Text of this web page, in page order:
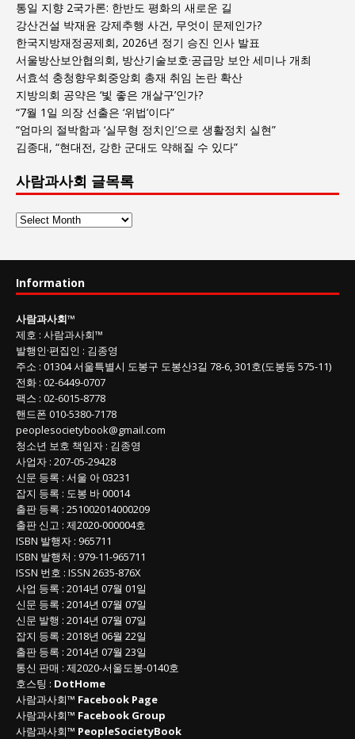
통일 지향 2국가론: 한반도 평화의 새로운 길
강산건설 박재윤 강제추행 사건, 무엇이 문제인가?
한국지방재정공제회, 2026년 정기 승진 인사 발표
서울방산보안협의회, 방산기술보호·공급망 보안 세미나 개최
서효석 충청향우회중앙회 총재 취임 논란 확산
지방의회 공약은 ‘빛 좋은 개살구’인가?
“7월 1일 의장 선출은 ‘위법’이다”
“엄마의 절박함과 ‘실무형 정치인’으로 생활정치 실현”
김종대, “현대전, 강한 군대도 약해질 수 있다”
사람과사회 글목록
사
회
목
록
Information
사람과사회™
제호 : 사람과사회™
발행인·편집인 : 김종영
주소 : 01304서울특별시 도봉구 도봉산3길 78-6, 301호(도봉동 575-11)
전화 : 02-6449-0707
팩스 : 02-6015-8778
핸드폰 010-5380-7178
peoplesocietybook@gmail.com
청소년 보호 책임자 : 김종영
사업자 : 207-05-29428
신문 등록 : 서울 아 03231
잡지 등록 : 도봉 바 00014
출판 등록 : 251002014000209
출판 신고 : 제2020-000004호
ISBN 발행자 : 965711
ISBN 발행처 : 979-11-965711
ISSN 번호 : ISSN 2635-876X
사업 등록 : 2014년 07월 01일
신문 등록 : 2014년 07월 07일
신문 발행 : 2014년 07월 07일
잡지 등록 : 2018년 06월 22일
출판 등록 : 2014년 07월 23일
통신 판매 : 제2020-서울도봉-0140호
호스팅 : DotHome
사람과사회™ Facebook Page
사람과사회™ Facebook Group
사람과사회™ PeopleSocietyBook